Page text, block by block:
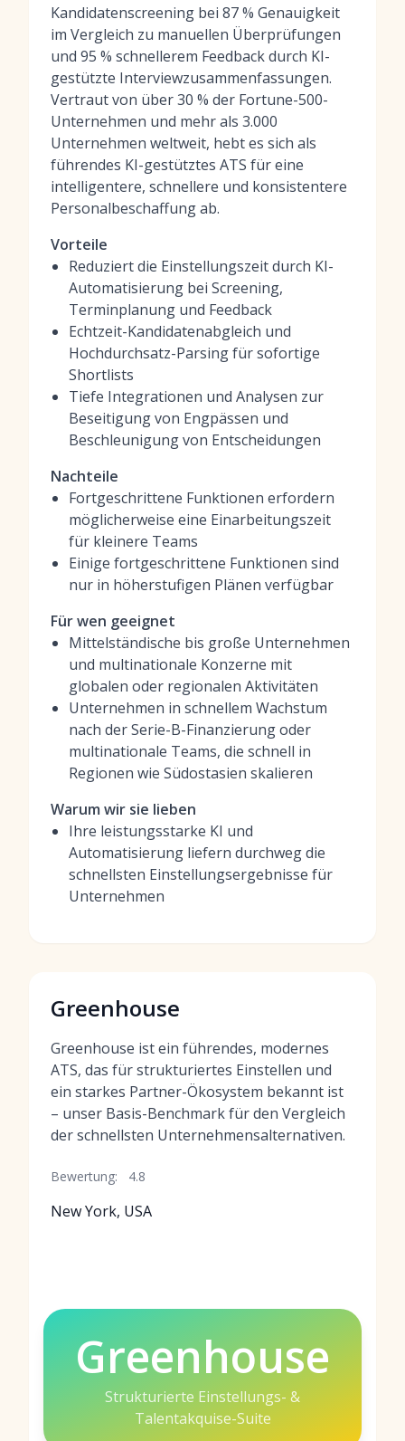
Kandidatenscreening bei 87 % Genauigkeit
im Vergleich zu manuellen Überprüfungen
und 95 % schnellerem Feedback durch KI-
gestützte Interviewzusammenfassungen.
Vertraut von über 30 % der Fortune-500-
Unternehmen und mehr als 3.000
Unternehmen weltweit, hebt es sich als
führendes KI-gestütztes ATS für eine
intelligentere, schnellere und konsistentere
Personalbeschaffung ab.
Vorteile
Reduziert die Einstellungszeit durch KI-
Automatisierung bei Screening,
Terminplanung und Feedback
Echtzeit-Kandidatenabgleich und
Hochdurchsatz-Parsing für sofortige
Shortlists
Tiefe Integrationen und Analysen zur
Beseitigung von Engpässen und
Beschleunigung von Entscheidungen
Nachteile
Fortgeschrittene Funktionen erfordern
möglicherweise eine Einarbeitungszeit
für kleinere Teams
Einige fortgeschrittene Funktionen sind
nur in höherstufigen Plänen verfügbar
Für wen geeignet
Mittelständische bis große Unternehmen
und multinationale Konzerne mit
globalen oder regionalen Aktivitäten
Unternehmen in schnellem Wachstum
nach der Serie-B-Finanzierung oder
multinationale Teams, die schnell in
Regionen wie Südostasien skalieren
Warum wir sie lieben
Ihre leistungsstarke KI und
Automatisierung liefern durchweg die
schnellsten Einstellungsergebnisse für
Unternehmen
Greenhouse
Greenhouse ist ein führendes, modernes
ATS, das für strukturiertes Einstellen und
ein starkes Partner-Ökosystem bekannt ist
– unser Basis-Benchmark für den Vergleich
der schnellsten Unternehmensalternativen.
Bewertung: 4.8
New York, USA
Greenhouse
Strukturierte Einstellungs- &
Talentakquise-Suite